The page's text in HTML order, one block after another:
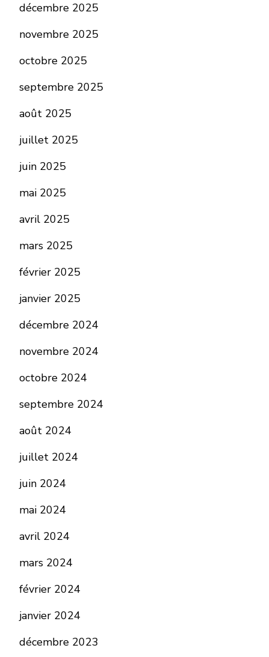
décembre 2025
novembre 2025
octobre 2025
septembre 2025
août 2025
juillet 2025
juin 2025
mai 2025
avril 2025
mars 2025
février 2025
janvier 2025
décembre 2024
novembre 2024
octobre 2024
septembre 2024
août 2024
juillet 2024
juin 2024
mai 2024
avril 2024
mars 2024
février 2024
janvier 2024
décembre 2023